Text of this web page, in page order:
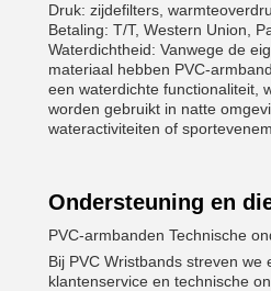
Druk: zijdefilters,
Betaling: T/T, Western Union,
Waterdichtheid: Vanwege de
materiaal hebben PVC-
een waterdichte functionaliteit,
worden gebruikt in natte
wateractiviteiten of
Ondersteuning en
PVC-armbanden Technische
Bij PVC Wristbands streven we
klantenservice en technische